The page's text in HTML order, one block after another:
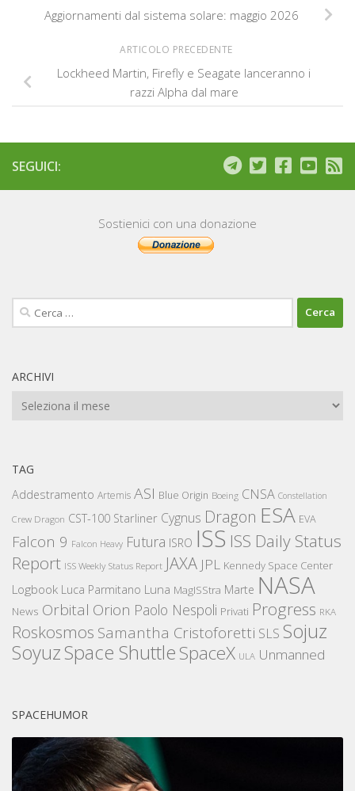
Aggiornamenti dal sistema solare: maggio 2026
ARTICOLO PRECEDENTE
Lockheed Martin, Firefly e Seagate lanceranno i
razzi Alpha dal mare
SEGUICI:
Sostienici con una donazione
Ricerca
per:
ARCHIVI
Archivi
TAG
Addestramento Artemis ASI Blue Origin Boeing CNSA Constellation
Crew Dragon CST-100 Starliner Cygnus Dragon ESA EVA
Falcon 9 Falcon Heavy Futura ISRO ISS ISS Daily Status
Report ISS Weekly Status Report JAXA JPL Kennedy Space Center
Logbook Luca Parmitano Luna MagISStra Marte NASA
News Orbital Orion Paolo Nespoli Privati Progress RKA
Roskosmos Samantha Cristoforetti SLS Sojuz
SoyuzSpace ShuttleSpaceX ULA Unmanned
SPACEHUMOR